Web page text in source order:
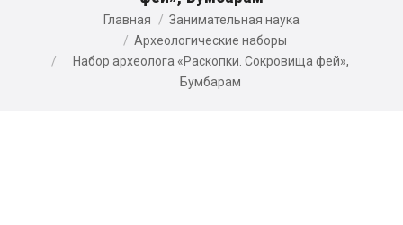
Главная
Занимательная наука
Археологические наборы
Набор археолога «Раскопки. Сокровища фей»,
Бумбарам